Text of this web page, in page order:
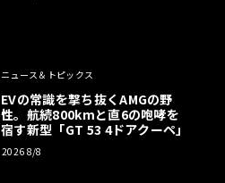
ニュース＆トピックス
EVの常識を撃ち抜くAMGの野
性。航続800kmと直6の咆哮を
宿す新型「GT 53 4ドアクーペ」
2026 8/8